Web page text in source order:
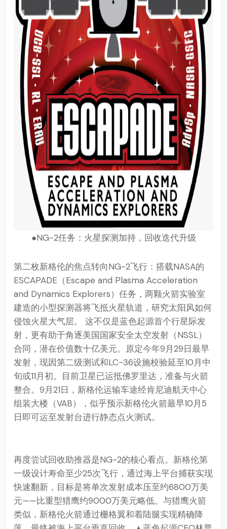
●NG-2任务：火星探测加持，回收迭代升级
第二枚新格伦的焦点转向NG-2飞行：搭载NASA的
ESCAPADE（Escape and Plasma Acceleration
and Dynamics Explorers）任务，两颗火箭实验室
建造的小型探测器将飞抵火星轨道，研究太阳风如何
侵蚀火星大气层。 这不仅是蓝色起源首个行星际发
射，更有助于角逐美国国家安全太空发射（NSSL）
合同，潜在价值数十亿美元。原定今年9月29日最早
发射，现因第二级测试和LC-36设施校验延至10月中
旬或11月初。目前卫星已运抵佛罗里达，准备与火箭
整合。9月21日，新格伦运输车途经肯尼迪航天中心
组装大楼（VAB），似乎预示新格伦火箭最早10月5
日即可运至发射台进行静态点火测试。
再度尝试回收助推器是NG-2的核心看点。新格伦第
一级设计寿命至少25次飞行，通过海上平台捕获实现
快速翻新，目标是将单次发射成本压至约6800万美
元——比重型猎鹰约9000万美元略低。与猎鹰火箭
类似，新格伦火箭通过栅格翼和着陆腿实现精确降